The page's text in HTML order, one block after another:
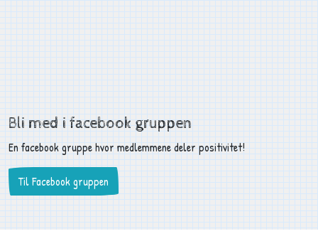
Bli med i facebook gruppen
En facebook gruppe hvor medlemmene deler positivitet!
Til Facebook gruppen